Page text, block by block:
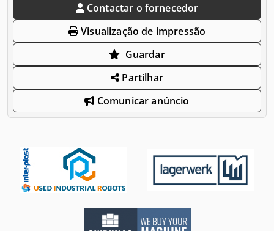
Contactar o fornecedor
Visualização de impressão
Guardar
Partilhar
Comunicar anúncio